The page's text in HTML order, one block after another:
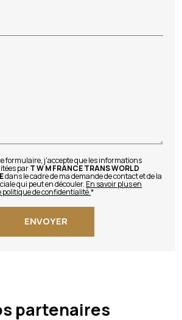
formulaire, j'accepte que les informations
parT W M FRANCE TRANS WORLD
dans le cadre de ma demande de contact et de la
qui peut en découler. En savoir plus en
de confidentialité.*
partenaires